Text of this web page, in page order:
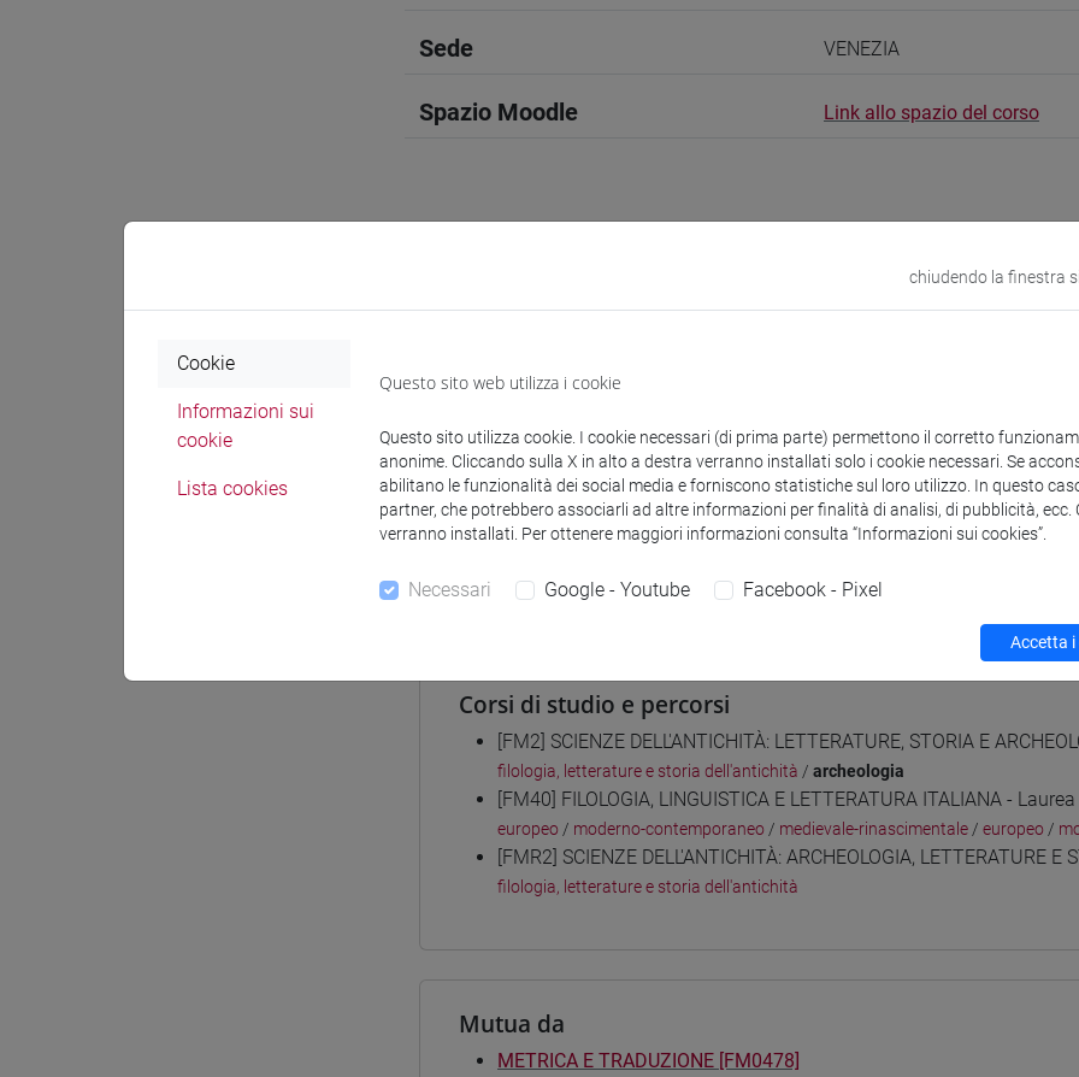
Sede VENEZIA
Spazio Moodle Link allo spazio del corso
Docenti
VENUTI Martina- 30h Esercitazioni
Materiali didattici
Materiali su Moodle
Corsi di studio e percorsi
[FM2] SCIENZE DELL'ANTICHITÀ: LETTERATURE, STORIA E
filologia, letterature e storia dell'antichità / archeologia
[FM40] FILOLOGIA, LINGUISTICA E LETTERATURA ITALIANA -
europeo / moderno-contemporaneo / medievale-rinascimentale / europeo /
[FMR2] SCIENZE DELL'ANTICHITÀ: ARCHEOLOGIA, LETTERATURE
filologia, letterature e storia dell'antichità
Mutua da
METRICA E TRADUZIONE [FM0478]
chiudendo la finestra
Cookie
Informazioni sui
cookie
Lista cookies
Questo sito web utilizza i cookie
Questo sito utilizza cookie. I cookie necessari (di prima parte) permettono il corretto
anonime. Cliccando sulla X in alto a destra verranno installati solo i cookie necessari. Se
abilitano le funzionalità dei social media e forniscono statistiche sul loro utilizzo. In questo
partner, che potrebbero associarli ad altre informazioni per finalità di analisi, di pubblicità, ecc.
verranno installati. Per ottenere maggiori informazioni consulta “Informazioni sui cookies”.
Necessari Google - Youtube Facebook - Pixel
Accetta i